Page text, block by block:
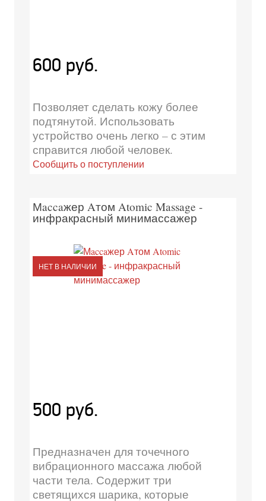
600 руб.
Позволяет сделать кожу более
подтянутой. Использовать
устройство очень легко – с этим
справится любой человек.
Сообщить о поступлении
Мaccaжер Aтом Atomic Massage -
инфракрасный минимассажер
НЕТ В НАЛИЧИИ
500 руб.
Предназначен для точечного
вибрационного массажа любой
части тела. Содержит три
светящихся шарика, которые